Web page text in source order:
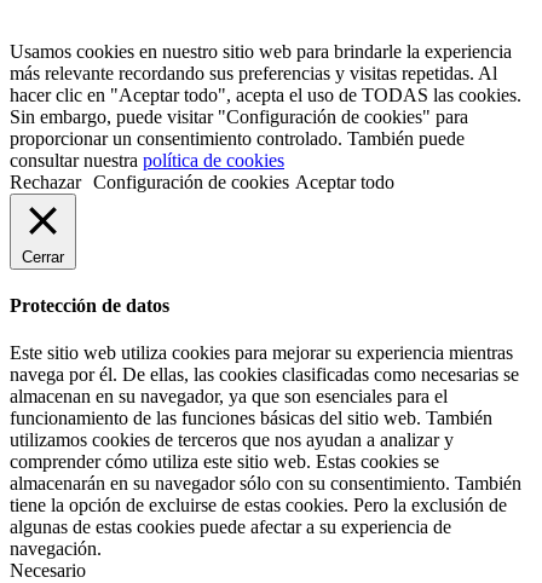
Usamos cookies en nuestro sitio web para brindarle la experiencia
más relevante recordando sus preferencias y visitas repetidas. Al
hacer clic en "Aceptar todo", acepta el uso de TODAS las cookies.
Sin embargo, puede visitar "Configuración de cookies" para
proporcionar un consentimiento controlado. También puede
consultar nuestra política de cookies
Rechazar Configuración de cookies Aceptar todo
Cerrar
Protección de datos
Este sitio web utiliza cookies para mejorar su experiencia mientras
navega por él. De ellas, las cookies clasificadas como necesarias se
almacenan en su navegador, ya que son esenciales para el
funcionamiento de las funciones básicas del sitio web. También
utilizamos cookies de terceros que nos ayudan a analizar y
comprender cómo utiliza este sitio web. Estas cookies se
almacenarán en su navegador sólo con su consentimiento. También
tiene la opción de excluirse de estas cookies. Pero la exclusión de
algunas de estas cookies puede afectar a su experiencia de
navegación.
Necesario